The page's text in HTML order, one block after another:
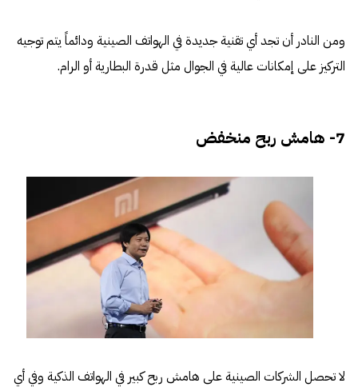
ومن النادر أن تجد أي تقنية جديدة في الهواتف الصينية ودائماً يتم توجيه
التركيز على إمكانات عالية في الجوال مثل قدرة البطارية أو الرام.
7- هامش ربح منخفض
لا تحصل الشركات الصينية على هامش ربح كبير في الهواتف الذكية وفي أي